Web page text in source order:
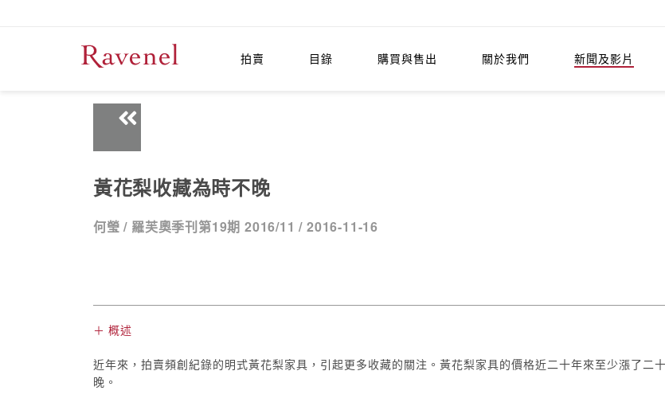
拍賣 目錄 購買與售出 關於我們 新聞及影片
黃花梨收藏為時不晚
何瑩 / 羅芙奧季刊第19期 2016/11 / 2016-11-16
＋ 概述
近年來，拍賣頻創紀錄的明式黃花梨家具，引起更多收藏的關注。黃花梨家具的價格近二十年來至少漲了二
晚。